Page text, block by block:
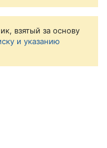
взятый за основу
и указанию